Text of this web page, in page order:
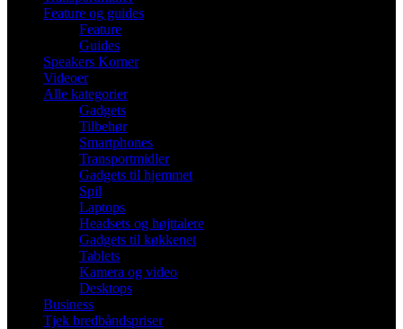
Feature og guides
Feature
Guides
Speakers Korner
Videoer
Alle kategorier
Gadgets
Tilbehør
Smartphones
Transportmidler
Gadgets til hjemmet
Spil
Laptops
Headsets og højttalere
Gadgets til køkkenet
Tablets
Kamera og video
Desktops
Business
Tjek bredbåndspriser